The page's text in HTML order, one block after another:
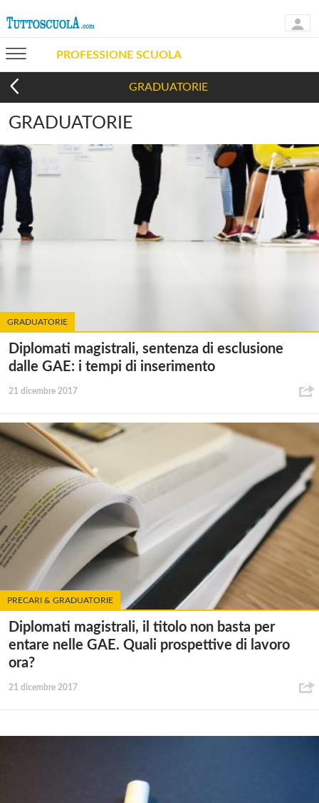
PROFESSIONE SCUOLA
GRADUATORIE
GRADUATORIE
GRADUATORIE
Diplomati magistrali, sentenza di esclusione
dalle GAE: i tempi di inserimento
21 dicembre 2017
PRECARI & GRADUATORIE
Diplomati magistrali, il titolo non basta per
entare nelle GAE. Quali prospettive di lavoro
ora?
21 dicembre 2017